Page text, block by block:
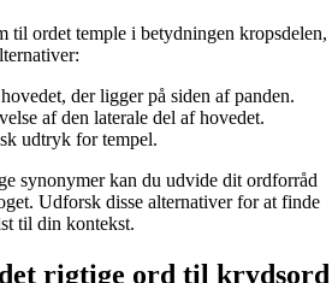
til ordet temple i betydningen kropsdelen,
der ligger på siden af panden.
af den laterale del af hovedet.
udtryk for tempel.
synonymer kan du udvide dit ordforråd
Udforsk disse alternativer for at finde
til din kontekst.
rigtige ord til krydsord